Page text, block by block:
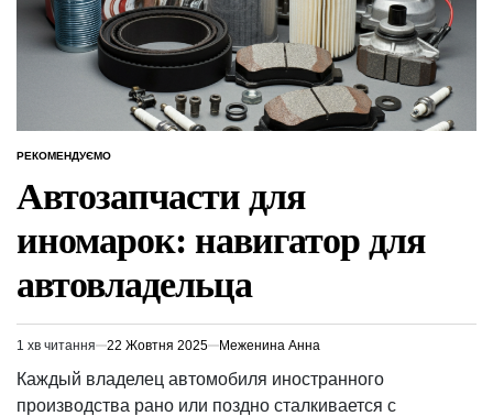
ОПУБЛІКУВАТИ
РЕКОМЕНДУЄМО
Автозапчасти для
иномарок: навигатор для
автовладельца
Орієнтовний
час
читання
1 хв читання 22 Жовтня 2025 Меженина Анна
Каждый владелец автомобиля иностранного
производства рано или поздно сталкивается с